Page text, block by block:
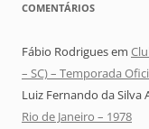
COMENTÁRIOS
Fábio Rodriguesem
– SC) – Temporada
Luiz Fernando da Silva
Rio de Janeiro – 1978